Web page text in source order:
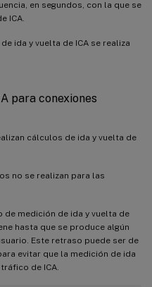
en segundos, con la que se
ICA.
ida y vuelta de ICA se realiza
para conexiones
cálculos de ida y vuelta de
no se realizan para las
de medición de ida y vuelta de
hasta que se produce algún
Este retraso puede ser de
evitar que la medición de ida
de ICA.